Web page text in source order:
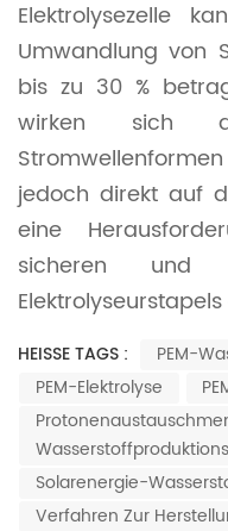
Elektrolysezelle
Umwandlung von
bis zu 30 %
wirken sich
jedoch direkt auf
eine
sicheren und
HEISSE TAGS :
PEM-
PEM-Elektrolyse
Solarenergie-
Verfahren Zur